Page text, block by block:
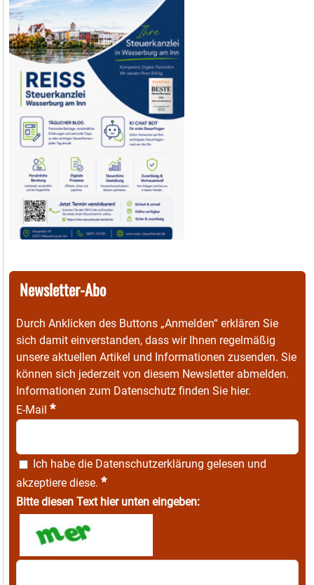
Newsletter-Abo
Durch Anklicken des Buttons „Anmelden“ erklären Sie
sich damit einverstanden, dass wir Ihnen regelmäßig
unsere aktuellen Artikel und Informationen zusenden. Sie
können sich jederzeit von diesem Newsletter abmelden.
Informationen zum Datenschutz finden Sie hier.
E-Mail *
Ich habe die Datenschutzerklärung gelesen und
akzeptiere diese. *
Bitte diesen Text hier unten eingeben: